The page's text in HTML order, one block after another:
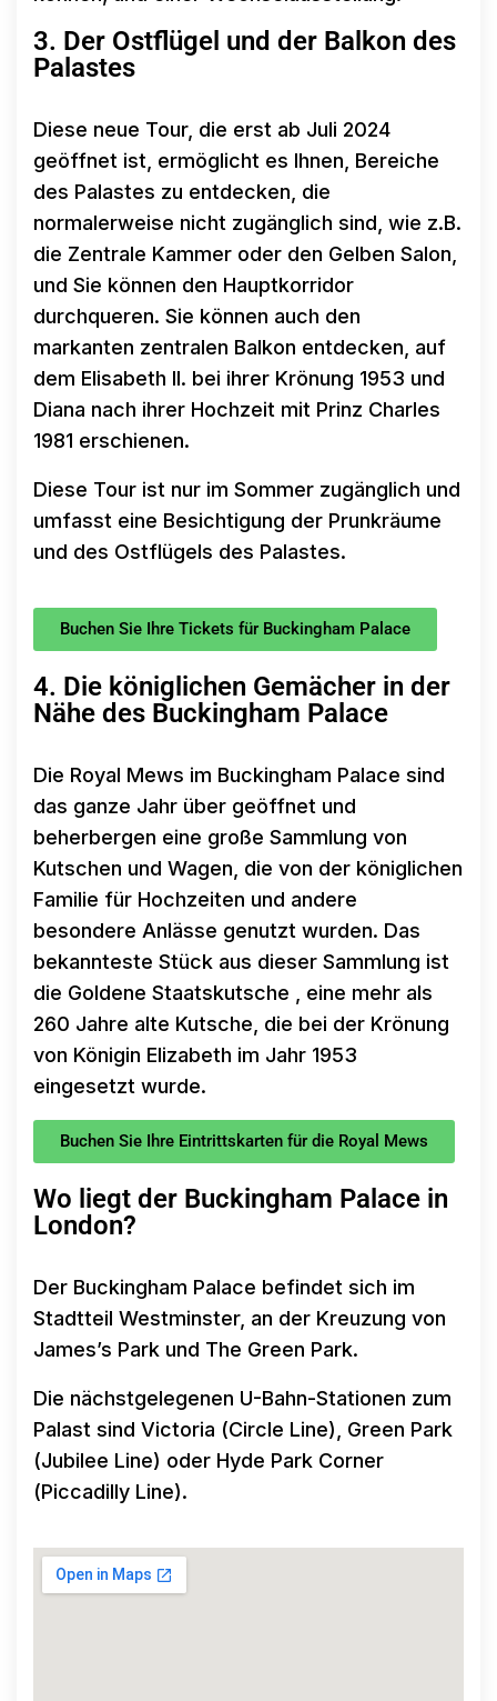
3. Der Ostflügel und der Balkon des
Palastes
Diese neue Tour, die erst ab Juli 2024
geöffnet ist, ermöglicht es Ihnen, Bereiche
des Palastes zu entdecken, die
normalerweise nicht zugänglich sind, wie z.B.
die Zentrale Kammer oder den Gelben Salon,
und Sie können den Hauptkorridor
durchqueren. Sie können auch den
markanten zentralen Balkon entdecken, auf
dem Elisabeth II. bei ihrer Krönung 1953 und
Diana nach ihrer Hochzeit mit Prinz Charles
1981 erschienen.
Diese Tour ist nur im Sommer zugänglich und
umfasst eine Besichtigung der Prunkräume
und des Ostflügels des Palastes.
Buchen Sie Ihre Tickets für Buckingham Palace
4. Die königlichen Gemächer in der
Nähe des Buckingham Palace
Die Royal Mews im Buckingham Palace sind
das ganze Jahr über geöffnet und
beherbergen eine große Sammlung von
Kutschen und Wagen, die von der königlichen
Familie für Hochzeiten und andere
besondere Anlässe genutzt wurden. Das
bekannteste Stück aus dieser Sammlung ist
die Goldene Staatskutsche , eine mehr als
260 Jahre alte Kutsche, die bei der Krönung
von Königin Elizabeth im Jahr 1953
eingesetzt wurde.
Buchen Sie Ihre Eintrittskarten für die Royal Mews
Wo liegt der Buckingham Palace in
London?
Der Buckingham Palace befindet sich im
Stadtteil Westminster, an der Kreuzung von
James’s Park und The Green Park.
Die nächstgelegenen U-Bahn-Stationen zum
Palast sind Victoria (Circle Line), Green Park
(Jubilee Line) oder Hyde Park Corner
(Piccadilly Line).